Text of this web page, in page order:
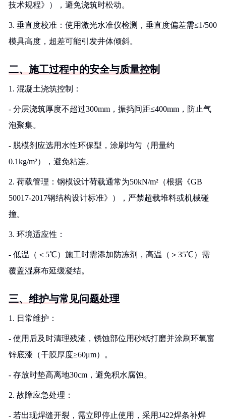
技术规程》），避免浇筑时松动。
3. 垂直度校准：使用激光水准仪检测，垂直度偏差需≤1/500
模具高度，超差可能引发井体倾斜。
二、施工过程中的安全与质量控制
1. 混凝土浇筑控制：
- 分层浇筑厚度不超过300mm，振捣间距≤400mm，防止气
泡聚集。
- 脱模剂应选用水性环保型，涂刷均匀（用量约
0.1kg/m²），避免粘连。
2. 荷载管理：钢模设计荷载通常为50kN/m²（根据《GB
50017-2017钢结构设计标准》），严禁超载堆料或机械碰
撞。
3. 环境适应性：
- 低温（＜5℃）施工时需添加防冻剂，高温（＞35℃）需
覆盖湿麻布延缓凝结。
三、维护与常见问题处理
1. 日常维护：
- 使用后及时清理残渣，锈蚀部位用砂纸打磨并涂刷环氧富
锌底漆（干膜厚度≥60μm）。
- 存放时垫高离地30cm，避免积水腐蚀。
2. 故障应急处理：
- 若出现焊缝开裂，需立即停止使用，采用J422焊条补焊